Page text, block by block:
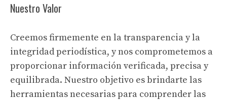
Nuestro Valor
Creemos firmemente en la transparencia y la
integridad periodística, y nos comprometemos a
proporcionar información verificada, precisa y
equilibrada. Nuestro objetivo es brindarte las
herramientas necesarias para comprender las